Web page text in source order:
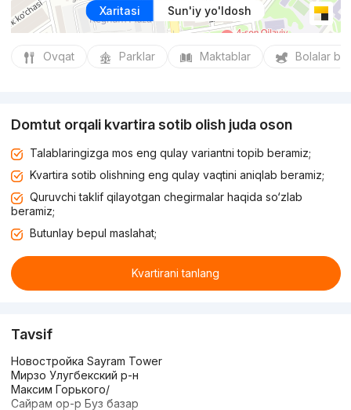
Xaritasi Sun'iy yo'ldosh
Ovqat Parklar Maktablar Bolalar
Domtut orqali kvartira sotib olish juda oson
Talablaringizga mos eng qulay variantni topib beramiz;
Kvartira sotib olishning eng qulay vaqtini aniqlab beramiz;
Quruvchi taklif qilayotgan chegirmalar haqida so‘zlab
beramiz;
Butunlay bepul maslahat;
Kvartirani tanlang
Tavsif
Новостройка Sayram Tower
Мирзо Улугбекский р-н
Максим Горького/
Сайрам ор-р Буз базар